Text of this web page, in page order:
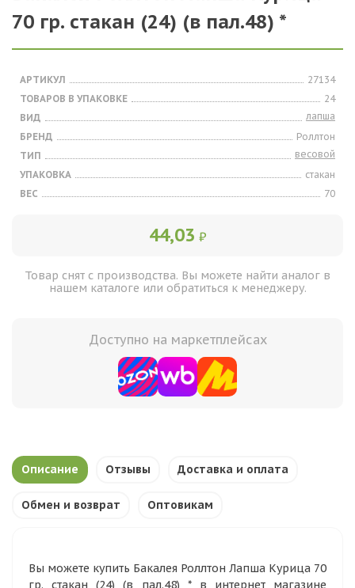
70 гр. стакан (24) (в пал.48) *
АРТИКУЛ
27134
ТОВАРОВ В УПАКОВКЕ
24
ВИД
лапша
БРЕНД
Роллтон
ТИП
весовой
УПАКОВКА
стакан
ВЕС
70
44,03 ₽
Товар снят с производства. Вы можете найти аналог в
нашем каталоге или обратиться к менеджеру.
Доступно на маркетплейсах
Описание Отзывы Доставка и оплата
Обмен и возврат Оптовикам
Вы можете купить Бакалея Роллтон Лапша Курица 70
гр. стакан (24) (в пал.48) * в интернет магазине